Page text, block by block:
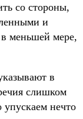
со стороны,
и
меньшей мере,
в
слишком
упускаем нечто